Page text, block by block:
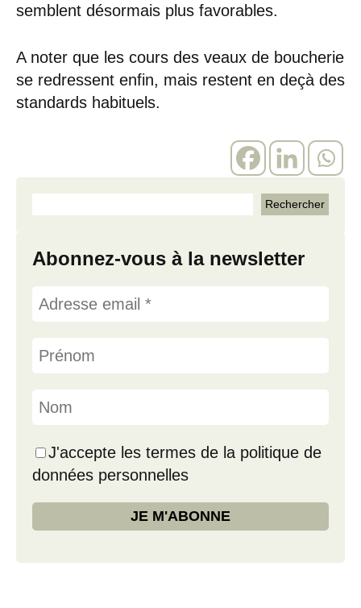
semblent désormais plus favorables.
A noter que les cours des veaux de boucherie
se redressent enfin, mais restent en deçà des
standards habituels.
Abonnez-vous à la newsletter
J'accepte les termes de la politique de
données personnelles